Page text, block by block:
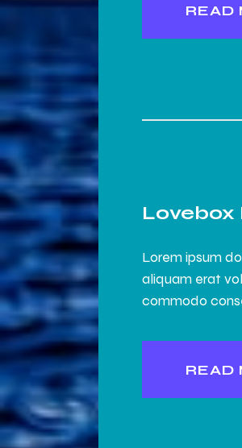
READ
Lovebox
Lorem ipsum
aliquam erat
commodo
READ